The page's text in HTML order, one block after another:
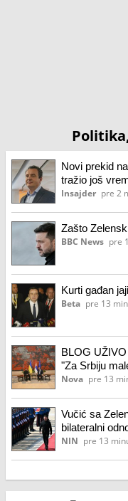
Novi prekid
tražio još
Insajder pre 2
Zašto
BBC News pre
Kurti gađan
Beta pre 13
BLOG
"Za Srbiju
Ukrajinu
Nova pre 13
Vučić sa
bilateralni
NIN pre 13